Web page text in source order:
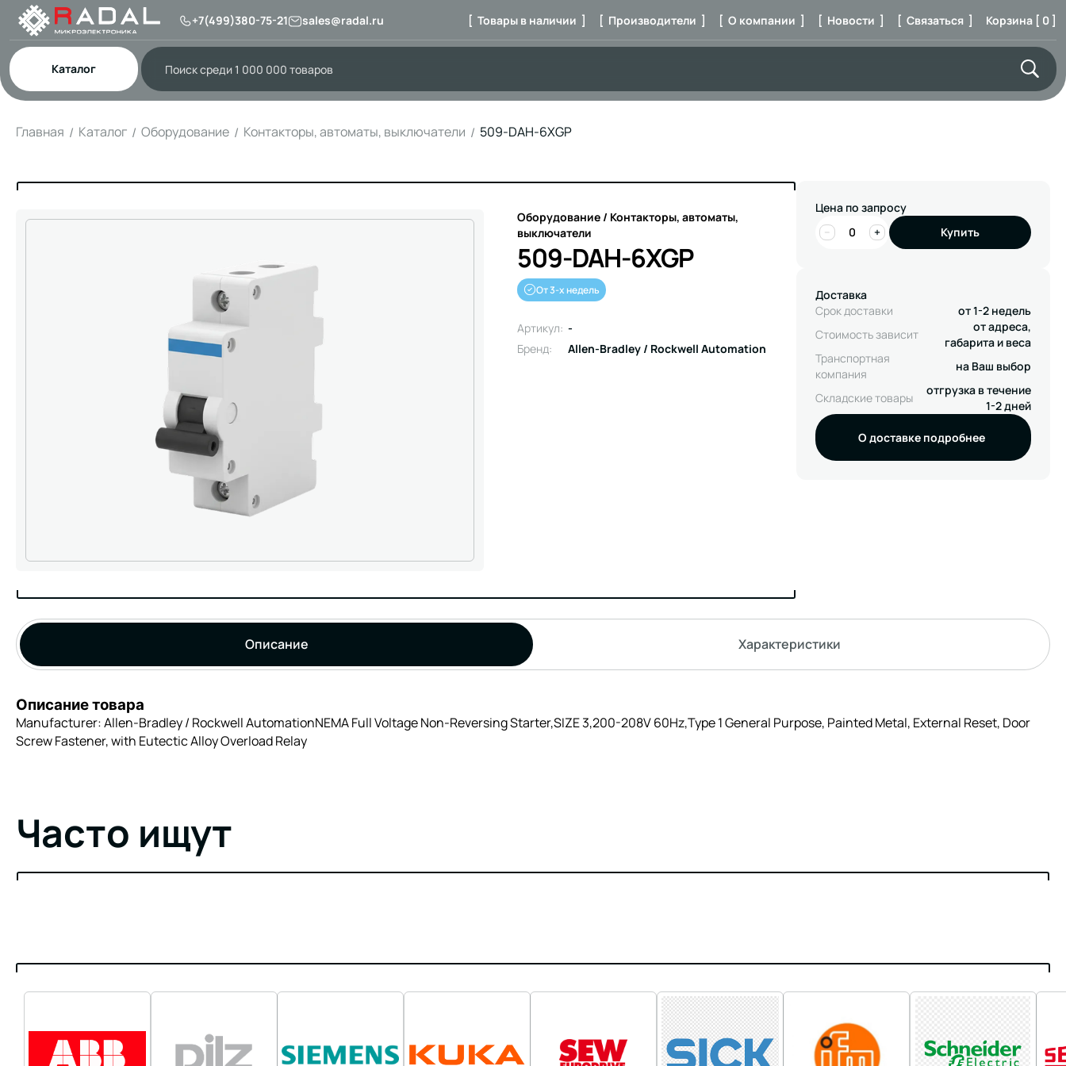
+7(499)380-75-21 sales@radal.ru [ Товары в наличии ] [ Производители ] [ О компании ] [ Новости ] [ Связаться ] Корзина [ 0 ]
Каталог
Главная Каталог Оборудование Контакторы, автоматы, выключатели 509-DAH-6XGP
Оборудование / Контакторы, автоматы,
выключатели
509-DAH-6XGP
От 3-х недель
Артикул: -
Бренд:
Allen-Bradley / Rockwell Automation
Цена по запросу
−
+ Купить
Доставка
Срок доставки
от 1-2 недель
Стоимость зависит
от адреса,
габарита и веса
Транспортная
компания
на Ваш выбор
Складские товары
отгрузка в течение
1-2 дней
О доставке подробнее
Описание Характеристики
Описание товара
Manufacturer: Allen-Bradley / Rockwell AutomationNEMA Full Voltage Non-Reversing Starter,SIZE 3,200-208V 60Hz,Type 1 General Purpose, Painted Metal, External Reset, Door
Screw Fastener, with Eutectic Alloy Overload Relay
Часто ищут